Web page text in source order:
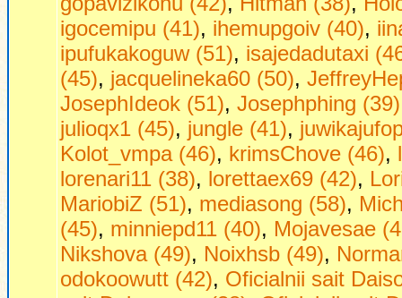
igocemipu (41), ihemupgoiv (40),
ipufukakoguw (51), isajedadutaxi
(45), jacquelineka60 (50),
JosephIdeok (51), Josephphing (39)
julioqx1 (45), jungle (41),
Kolot_vmpa (46), krimsChove (46),
lorenari11 (38), lorettaex69 (42),
MariobiZ (51), mediasong (58),
(45), minniepd11 (40), Mojavesae
Nikshova (49), Noixhsb (49),
odokoowutt (42), Oficialnii sait